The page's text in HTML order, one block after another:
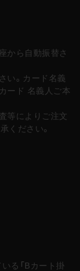
から自動振替さ
い。カード名義
ード 名義人ご本
等によりご注文
ください。
る「Bカート掛